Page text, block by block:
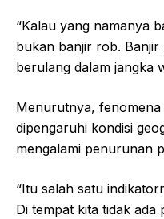
“Kalau yang namanya
bukan banjir rob.
berulang dalam jangka
Menurutnya,
dipengaruhi kondisi
mengalami penurunan
“Itu salah satu
Di tempat kita tidak